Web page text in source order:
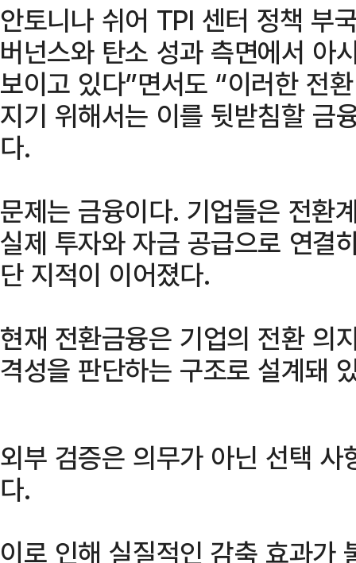
안토니나 쉬어 TPI 센터 정책 부
버넌스와 탄소 성과 측면에서 아
보이고 있다”면서도 “이러한 전
지기 위해서는 이를 뒷받침할 금
다.
문제는 금융이다. 기업들은 전환
실제 투자와 자금 공급으로 연결
단 지적이 이어졌다.
현재 전환금융은 기업의 전환 의
격성을 판단하는 구조로 설계돼
외부 검증은 의무가 아닌 선택
다.
이로 인해 실질적인 감축 효과가